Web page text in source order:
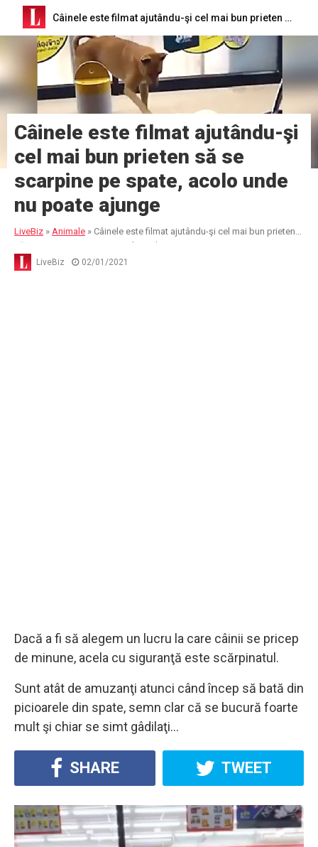
Câinele este filmat ajutându-şi cel mai bun prieten să se scarpine pe spate, acolo unde nu poate ajunge
Câinele este filmat ajutându-şi
cel mai bun prieten să se
scarpine pe spate, acolo unde
nu poate ajunge
LiveBiz » Animale » Câinele este filmat ajutându-şi cel mai bun prieten
să se scarpine pe spate, acolo unde nu poate ajunge
LiveBiz 02/01/2021
Dacă a fi să alegem un lucru la care câinii se pricep
de minune, acela cu siguranţă este scărpinatul.
Sunt atât de amuzanţi atunci când încep să bată din
picioarele din spate, semn clar că se bucură foarte
mult şi chiar se simt gâdilaţi…
SHARE TWEET